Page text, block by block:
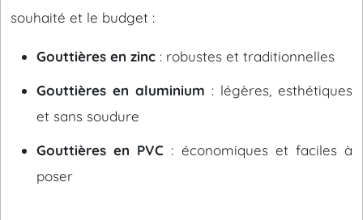
souhaité et le budget :
Gouttières en zinc : robustes et traditionnelles
Gouttières en aluminium : légères, esthétiques
et sans soudure
Gouttières en PVC : économiques et faciles à
poser